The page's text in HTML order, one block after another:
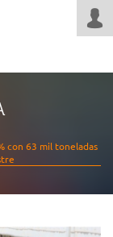
con 63 mil toneladas